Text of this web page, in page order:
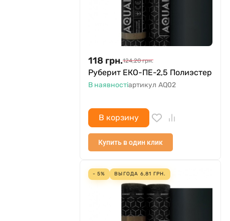
118 грн.124,20 грн.
Руберит ЕКО-ПЕ-2,5 Полиэстер
В наявностіартикул AQ02
В корзину
Купить в один клик
- 5% ВЫГОДА 6,81 ГРН.